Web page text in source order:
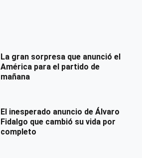
La gran sorpresa que anunció el
América para el partido de
mañana
El inesperado anuncio de Álvaro
Fidalgo que cambió su vida por
completo